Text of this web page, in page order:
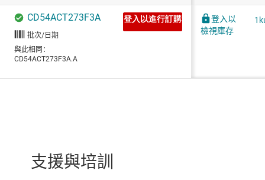
支援與培訓